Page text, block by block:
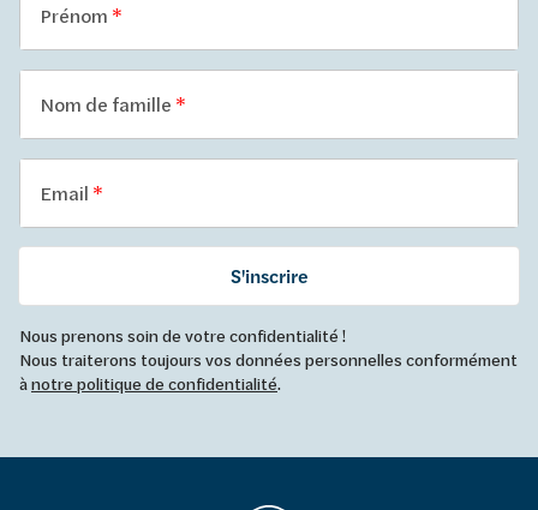
Prénom
Nom de famille
Email
S'inscrire
Nous prenons soin de votre confidentialité !
Nous traiterons toujours vos données personnelles conformément
ànotre politique de confidentialité.